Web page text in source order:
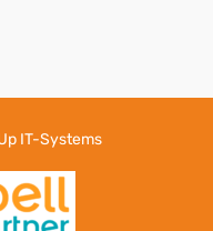
IT-Systems